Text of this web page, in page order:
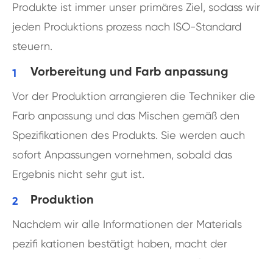
Produkte ist immer unser primäres Ziel, sodass wir
jeden Produktions prozess nach ISO-Standard
steuern.
Vorbereitung und Farb anpassung
Vor der Produktion arrangieren die Techniker die
Farb anpassung und das Mischen gemäß den
Spezifikationen des Produkts. Sie werden auch
sofort Anpassungen vornehmen, sobald das
Ergebnis nicht sehr gut ist.
Produktion
Nachdem wir alle Informationen der Materials
pezifi kationen bestätigt haben, macht der